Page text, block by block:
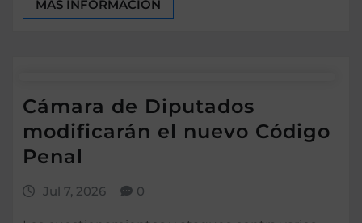
MÁS INFORMACIÓN
Cámara de Diputados
modificarán el nuevo Código
Penal
Jul 7, 2026 0